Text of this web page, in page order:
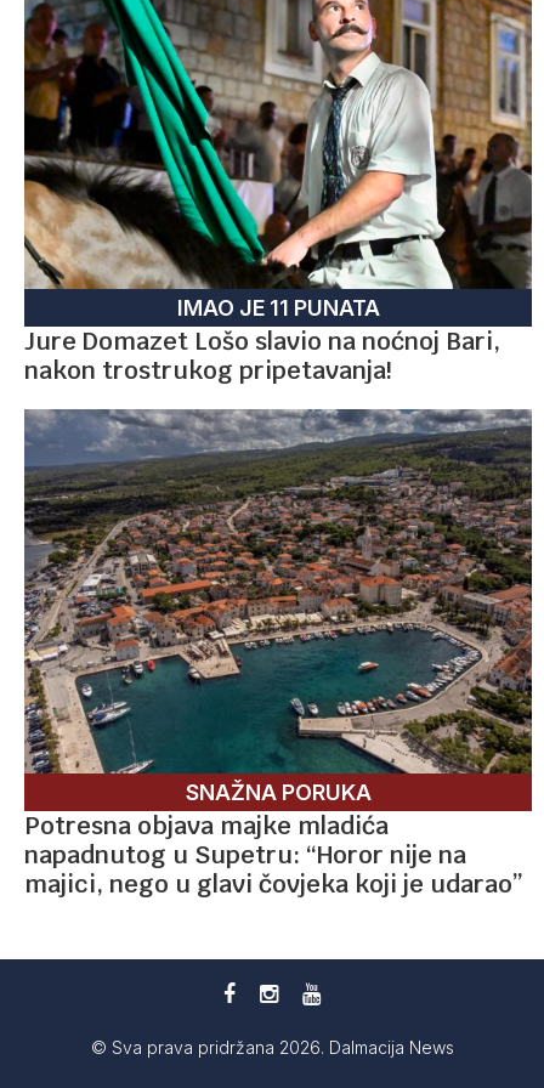
IMAO JE 11 PUNATA
Jure Domazet Lošo slavio na noćnoj Bari,
nakon trostrukog pripetavanja!
SNAŽNA PORUKA
Potresna objava majke mladića
napadnutog u Supetru: “Horor nije na
majici, nego u glavi čovjeka koji je udarao”
© Sva prava pridržana 2026. Dalmacija News